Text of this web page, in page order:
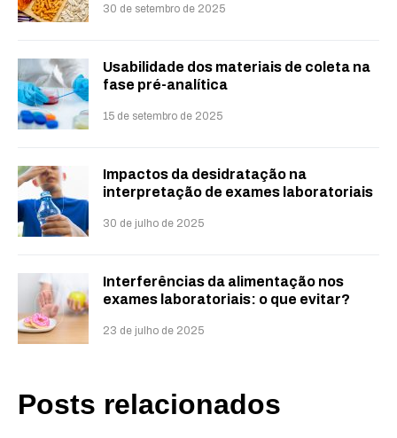
30 de setembro de 2025
Usabilidade dos materiais de coleta na
fase pré-analítica
15 de setembro de 2025
Impactos da desidratação na
interpretação de exames laboratoriais
30 de julho de 2025
Interferências da alimentação nos
exames laboratoriais: o que evitar?
23 de julho de 2025
Posts relacionados